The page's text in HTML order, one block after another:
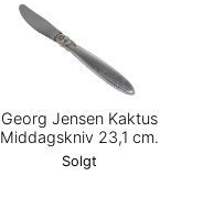
Georg Jensen Kaktus
Middagskniv 23,1 cm.
Solgt